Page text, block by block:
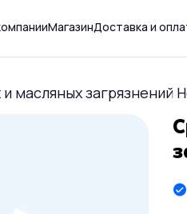
МагазинДоставка и
масляных загрязнений